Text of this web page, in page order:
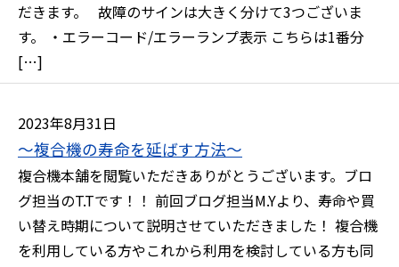
だきます。 故障のサインは大きく分けて3つございま
す。 ・エラーコード/エラーランプ表示 こちらは1番分
[…]
2023年8月31日
～複合機の寿命を延ばす方法～
複合機本舗を閲覧いただきありがとうございます。ブロ
グ担当のT.Tです！！ 前回ブログ担当M.Yより、寿命や買
い替え時期について説明させていただきました！ 複合機
を利用している方やこれから利用を検討している方も同